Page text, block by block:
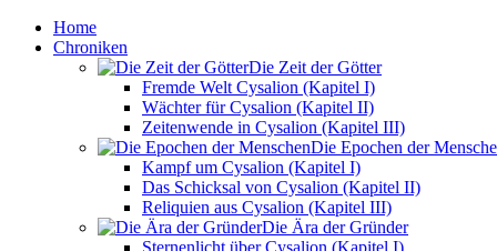
Home
Chroniken
Die Zeit der Götter
Fremde Welt Cysalion (Kapitel I)
Wächter für Cysalion (Kapitel II)
Zeitenwende in Cysalion (Kapitel III)
Die Epochen der
Kampf um Cysalion (Kapitel I)
Das Schicksal von Cysalion (Kapitel II)
Reliquien aus Cysalion (Kapitel III)
Die Ära der Gründer
Sternenlicht über Cysalion (Kapitel I)